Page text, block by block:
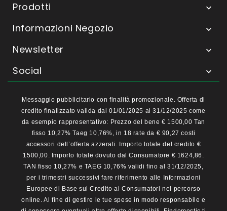
Prodotti 
Informazioni Negozio 
Newsletter 
Social 
Messaggio pubblicitario con finalità promozionale. Offerta di
credito finalizzato valida dal 01/01/2025 al 31/12/2025 come
da esempio rappresentativo: Prezzo del bene € 1500,00 Tan
fisso 10,27% Taeg 10,76%, in 18 rate da € 90,27 costi
accessori dell’offerta azzerati. Importo totale del credito €
1500,00. Importo totale dovuto dal Consumatore € 1624,86.
TAN fisso 10,27% e TAEG 10,76% validi fino al 31/12/2025,
per i trimestri successivi fare riferimento alle Informazioni
Europee di Base sul Credito ai Consumatori nel percorso
online. Al fine di gestire le tue spese in modo responsabile e